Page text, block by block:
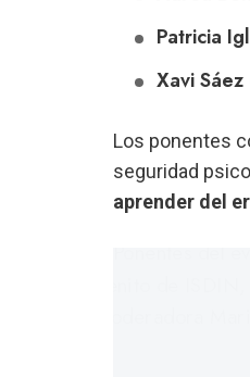
Patricia
Xavi Sáez
Los ponentes
seguridad
aprender del